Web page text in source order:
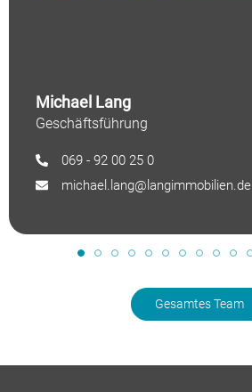
Michael Lang
Geschäftsführung
069 - 92 00 25 0
michael.lang@langimmobilien.de
Gesamtes Team